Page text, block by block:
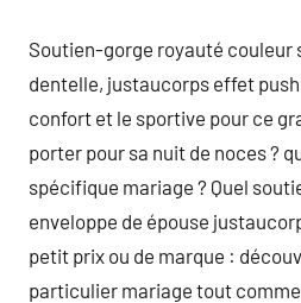
Soutien-gorge royauté couleur
dentelle, justaucorps effet
confort et le sportive pour ce
porter pour sa nuit de noces ?
spécifique mariage ? Quel
enveloppe de épouse
petit prix ou de marque :
particulier mariage tout